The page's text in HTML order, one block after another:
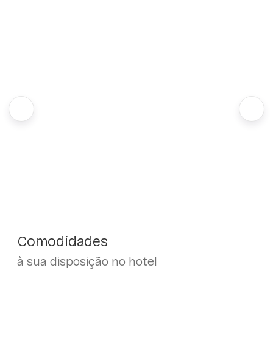
Comodidades
à sua disposição no hotel